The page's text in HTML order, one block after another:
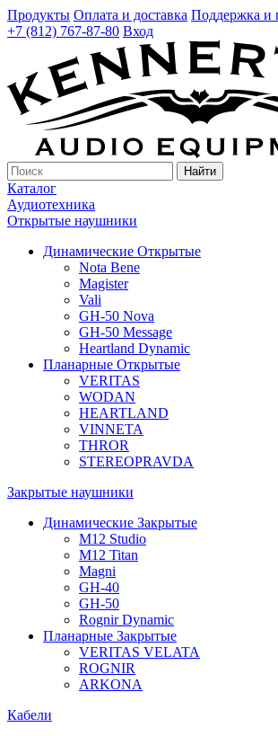
Продукты Оплата и доставка Поддержка и
+7 (812) 767-87-80 Вход
Найти
Каталог
Аудиотехника
Открытые наушники
Динамические Открытые
Nota Bene
Magister
Vali
GH-50 Nova
GH-50 Message
Heartland Dynamic
Планарные Открытые
VERITAS
WODAN
HEARTLAND
VINNETA
THROR
STEREOPRAVDA
Закрытые наушники
Динамические Закрытые
M12 Studio
M12 Titan
Magni
GH-40
GH-50
Rognir Dynamic
Планарные Закрытые
VERITAS VELATA
ROGNIR
ARKONA
Кабели